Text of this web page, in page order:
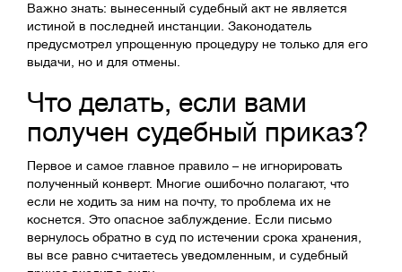
Важно знать: вынесенный судебный акт не является
истиной в последней инстанции. Законодатель
предусмотрел упрощенную процедуру не только для его
выдачи, но и для отмены.
Что делать, если вами
получен судебный приказ?
Первое и самое главное правило – не игнорировать
полученный конверт. Многие ошибочно полагают, что
если не ходить за ним на почту, то проблема их не
коснется. Это опасное заблуждение. Если письмо
вернулось обратно в суд по истечении срока хранения,
вы все равно считаетесь уведомленным, и судебный